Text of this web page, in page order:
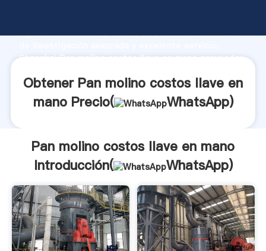
Agarrando fuerte capacidad de producción, fuerza
Shanghai Pan molino costos llave en mano proveedor
Obtener Pan molino costos llave en
mano Precio(
WhatsApp)
Pan molino costos llave en mano
Introducción(
WhatsApp)